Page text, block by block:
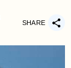
SHARE